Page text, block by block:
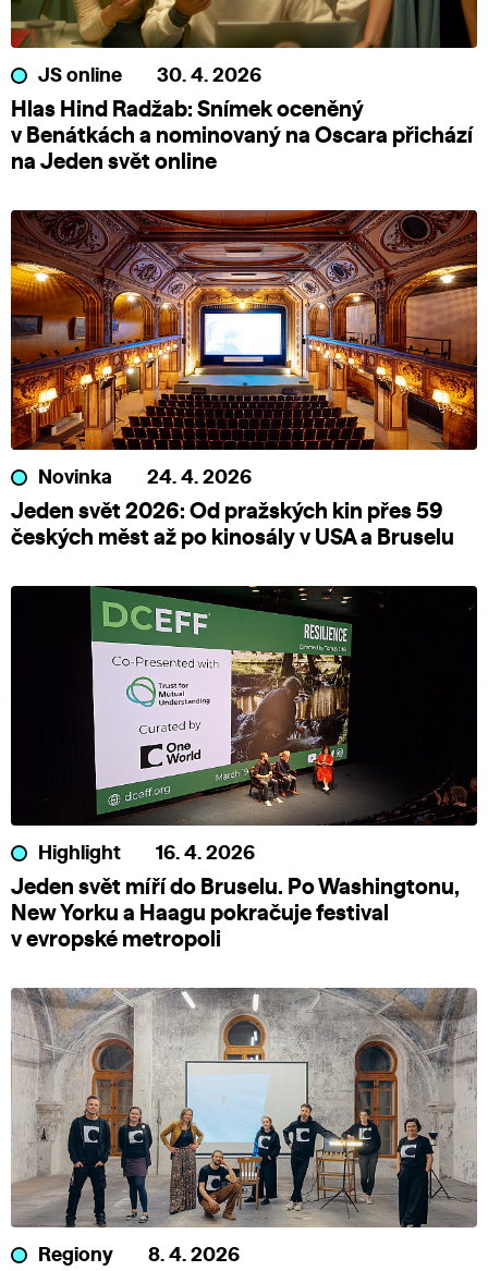
JS online 30. 4. 2026
Hlas Hind Radžab: Snímek oceněný
v Benátkách a nominovaný na Oscara přichází
na Jeden svět online
Novinka 24. 4. 2026
Jeden svět 2026: Od pražských kin přes 59
českých měst až po kinosály v USA a Bruselu
Highlight 16. 4. 2026
Jeden svět míří do Bruselu. Po Washingtonu,
New Yorku a Haagu pokračuje festival
v evropské metropoli
Regiony 8. 4. 2026